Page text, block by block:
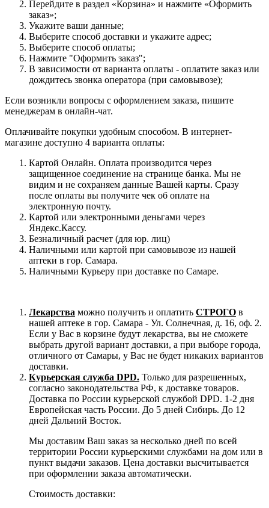
Перейдите в раздел «Корзина» и нажмите «Оформить
заказ»;
Укажите ваши данные;
Выберите способ доставки и укажите адрес;
Выберите способ оплаты;
Нажмите "Оформить заказ";
В зависимости от варианта оплаты - оплатите заказ или
дождитесь звонка оператора (при самовывозе);
Если возникли вопросы с оформлением заказа, пишите
менеджерам в онлайн-чат.
Оплачивайте покупки удобным способом. В интернет-
магазине доступно 4 варианта оплаты:
Картой Онлайн. Оплата производится через
защищенное соединение на странице банка. Мы не
видим и не сохраняем данные Вашей карты. Сразу
после оплаты вы получите чек об оплате на
электронную почту.
Картой или электронными деньгами через
Яндекс.Кассу.
Безналичный расчет (для юр. лиц)
Наличными или картой при самовывозе из нашей
аптеки в гор. Самара.
Наличными Курьеру при доставке по Самаре.
Лекарства можно получить и оплатить СТРОГО в
нашей аптеке в гор. Самара - Ул. Солнечная, д. 16, оф. 2.
Если у Вас в корзине будут лекарства, вы не сможете
выбрать другой вариант доставки, а при выборе города,
отличного от Самары, у Вас не будет никаких вариантов
доставки.
Курьерская служба DPD. Только для разрешенных,
согласно законодательства РФ, к доставке товаров.
Доставка по России курьерской службой DPD. 1-2 дня
Европейская часть России. До 5 дней Сибирь. До 12
дней Дальний Восток.
Мы доставим Ваш заказ за несколько дней по всей
территории России курьерскими службами на дом или в
пункт выдачи заказов. Цена доставки высчитывается
при оформлении заказа автоматически.
Стоимость доставки: